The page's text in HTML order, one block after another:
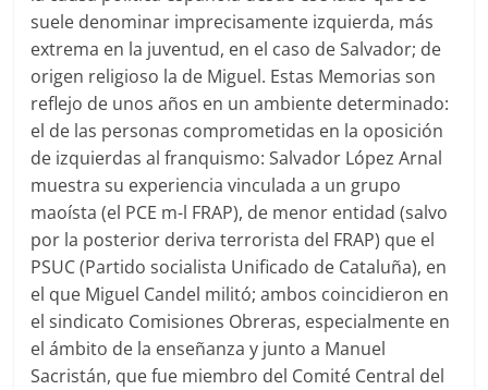
suele denominar imprecisamente izquierda, más
extrema en la juventud, en el caso de Salvador; de
origen religioso la de Miguel. Estas Memorias son
reflejo de unos años en un ambiente determinado:
el de las personas comprometidas en la oposición
de izquierdas al franquismo: Salvador López Arnal
muestra su experiencia vinculada a un grupo
maoísta (el PCE m-l FRAP), de menor entidad (salvo
por la posterior deriva terrorista del FRAP) que el
PSUC (Partido socialista Unificado de Cataluña), en
el que Miguel Candel militó; ambos coincidieron en
el sindicato Comisiones Obreras, especialmente en
el ámbito de la enseñanza y junto a Manuel
Sacristán, que fue miembro del Comité Central del